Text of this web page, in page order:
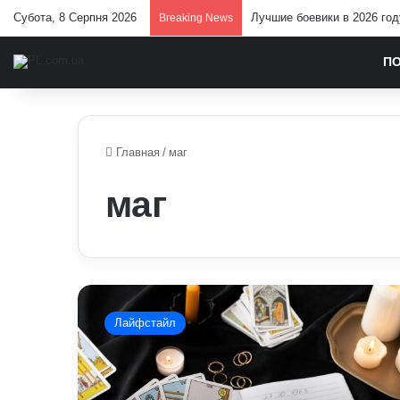
Субота, 8 Серпня 2026 Breaking News Лучшие боевики в 2026
Главная / маг
маг
Які
найцікавіші
карти
Таро:
тарологи
Лайфстайл